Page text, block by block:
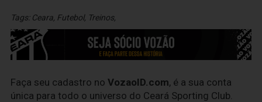
Tags: Ceara Futebol, Treinos,
Faça seu cadastro no VozaoID.com, é a sua conta
única para todo o universo do Ceará Sporting Club.